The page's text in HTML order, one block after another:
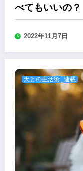
べてもいいの？
2022年11月7日
犬との生活術 連載